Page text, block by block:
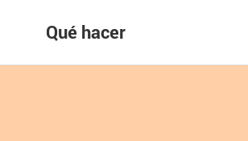
Qué hacer